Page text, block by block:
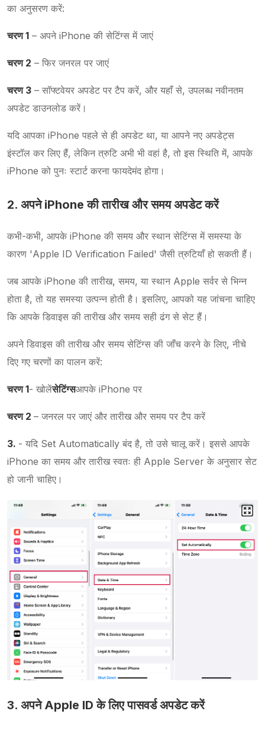
का अनुसरण करें:
चरण 1 – अपने iPhone की सेटिंग्स में जाएं
चरण 2 – फिर जनरल पर जाएं
चरण 3 – सॉफ्टवेयर अपडेट पर टैप करें, और यहाँ से, उपलब्ध नवीनतम
अपडेट डाउनलोड करें।
यदि आपका iPhone पहले से ही अपडेट था, या आपने नए अपडेट्स
इंस्टॉल कर लिए हैं, लेकिन त्रुटि अभी भी वहां है, तो इस स्थिति में, आपके
iPhone को पुनः स्टार्ट करना फायदेमंद होगा।
2. अपने iPhone की तारीख और समय अपडेट करें
कभी-कभी, आपके iPhone की समय और स्थान सेटिंग्स में समस्या के
कारण 'Apple ID Verification Failed' जैसी त्रुटियाँ हो सकती हैं।
जब आपके iPhone की तारीख, समय, या स्थान Apple सर्वर से भिन्न
होता है, तो यह समस्या उत्पन्न होती है। इसलिए, आपको यह जांचना चाहिए
कि आपके डिवाइस की तारीख और समय सही ढंग से सेट हैं।
अपने डिवाइस की तारीख और समय सेटिंग्स की जाँच करने के लिए, नीचे
दिए गए चरणों का पालन करें:
चरण 1- खोलेंसेटिंग्सआपके iPhone पर
चरण 2 – जनरल पर जाएं और तारीख और समय पर टैप करें
3. - यदि Set Automatically बंद है, तो उसे चालू करें। इससे आपके
iPhone का समय और तारीख स्वतः ही Apple Server के अनुसार सेट
हो जानी चाहिए।
3. अपने Apple ID के लिए पासवर्ड अपडेट करें